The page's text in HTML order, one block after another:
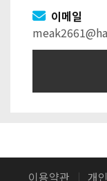
이메일
이용약관 개